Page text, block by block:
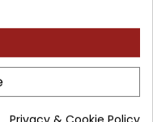
WYKŁADY